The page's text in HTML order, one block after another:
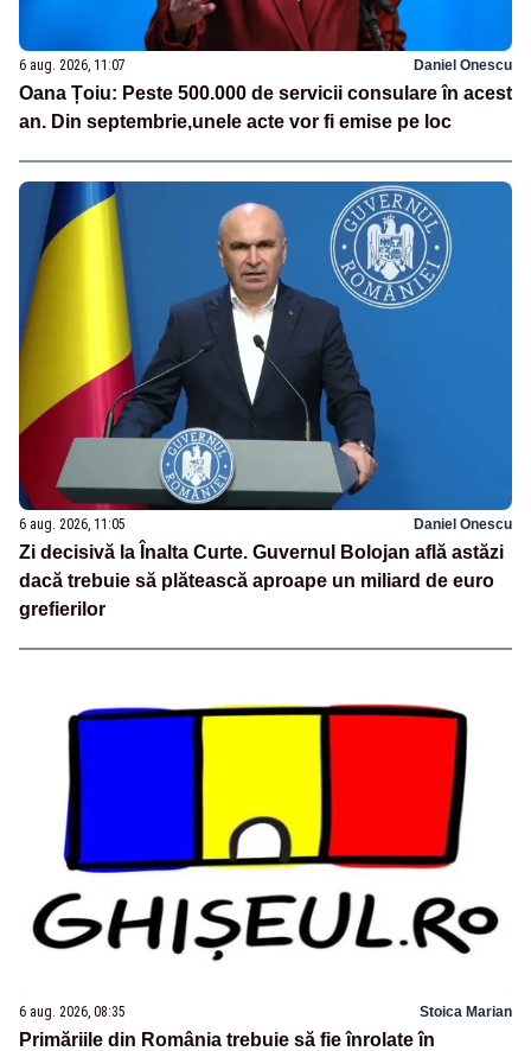
6 aug. 2026, 11:07 Daniel Onescu
Oana Țoiu: Peste 500.000 de servicii consulare în acest
an. Din septembrie,unele acte vor fi emise pe loc
6 aug. 2026, 11:05 Daniel Onescu
Zi decisivă la Înalta Curte. Guvernul Bolojan află astăzi
dacă trebuie să plătească aproape un miliard de euro
grefierilor
6 aug. 2026, 08:35 Stoica Marian
Primăriile din România trebuie să fie înrolate în